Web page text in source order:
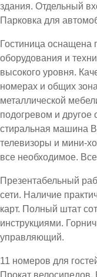
здания. Отдельный
Парковка для
Гостиница оснащена
оборудования и
высокого уровня.
номерах и общих
металлической
подогревом и другое
стиральная машина
телевизоры и мини-
все необходимое.
Презентабельный
сети. Наличие
карт. Полный штат
инструкциями.
управляющий.
11 номеров для
Прокат